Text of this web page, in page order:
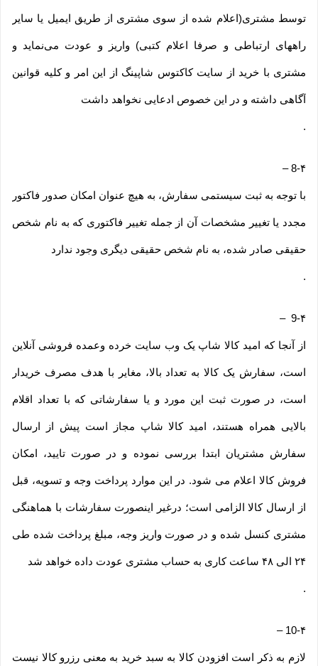
توسط مشتری(اعلام شده از سوی مشتری از طریق ایمیل یا سایر
راههای ارتباطی و صرفا اعلام کتبی) واریز و عودت می‌نماید و
مشتری با خرید از سایت کاکتوس شاپینگ از این امر و کلیه قوانین
آگاهی داشته و در این خصوص ادعایی نخواهد داشت
.
8-۴–
با توجه به ثبت سیستمی سفارش، به هیچ عنوان امکان صدور فاکتور
مجدد یا تغییر مشخصات آن از جمله تغییر فاکتوری که به نام شخص
حقیقی صادر شده، به نام شخص حقیقی دیگری وجود ندارد
.
9-۴ –
از آنجا که امید کالا شاپ یک وب ‌سایت خرده‌ وعمده فروشی آنلاین
است، سفارش یک کالا به تعداد بالا، مغایر با هدف مصرف خریدار
است، در صورت ثبت این مورد و یا سفارشاتی که با تعداد اقلام
بالایی همراه هستند، امید کالا شاپ مجاز است پیش از ارسال
سفارش مشتریان ابتدا بررسی نموده و در صورت تایید، امکان
فروش کالا اعلام می شود. در این موارد پرداخت وجه و تسویه، قبل
از ارسال کالا الزامی است؛ درغیر اینصورت سفارشات با هماهنگی
مشتری کنسل شده و در صورت واریز وجه، مبلغ پرداخت شده طی
۲۴ الی ۴۸ ساعت کاری به حساب مشتری عودت داده خواهد شد
.
10-۴ –
لازم به ذکر است افزودن کالا به سبد خرید به معنی رزرو کالا نیست